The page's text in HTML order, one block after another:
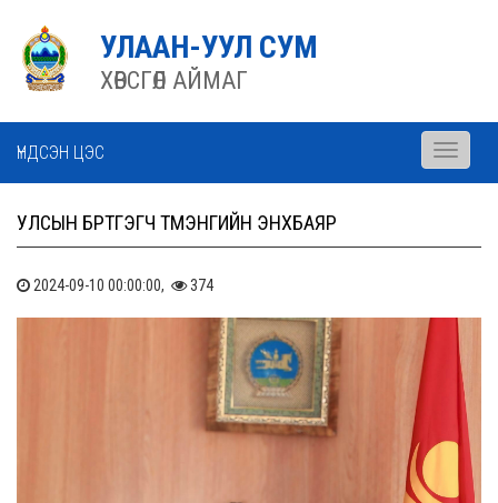
УЛААН-УУЛ СУМ
ХӨВСГӨЛ АЙМАГ
ҮНДСЭН ЦЭС
Toggle
УЛСЫН БҮРТГЭГЧ ТҮМЭНГИЙН ЭНХБАЯР
2024-09-10 00:00:00, 374